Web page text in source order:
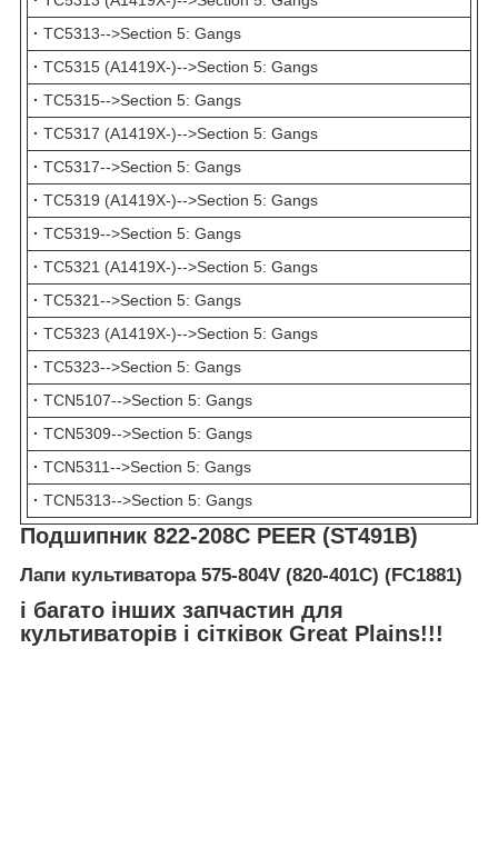
· TC5313-->Section 5: Gangs
· TC5315 (A1419X-)-->Section 5: Gangs
· TC5315-->Section 5: Gangs
· TC5317 (A1419X-)-->Section 5: Gangs
· TC5317-->Section 5: Gangs
· TC5319 (A1419X-)-->Section 5: Gangs
· TC5319-->Section 5: Gangs
· TC5321 (A1419X-)-->Section 5: Gangs
· TC5321-->Section 5: Gangs
· TC5323 (A1419X-)-->Section 5: Gangs
· TC5323-->Section 5: Gangs
· TCN5107-->Section 5: Gangs
· TCN5309-->Section 5: Gangs
· TCN5311-->Section 5: Gangs
· TCN5313-->Section 5: Gangs
Подшипник 822-208С PEER (ST491B)
Лапи культиватора 575-804V (820-401C) (FC1881)
і багато інших запчастин для
культиваторів і сітківок Great Plains!!!